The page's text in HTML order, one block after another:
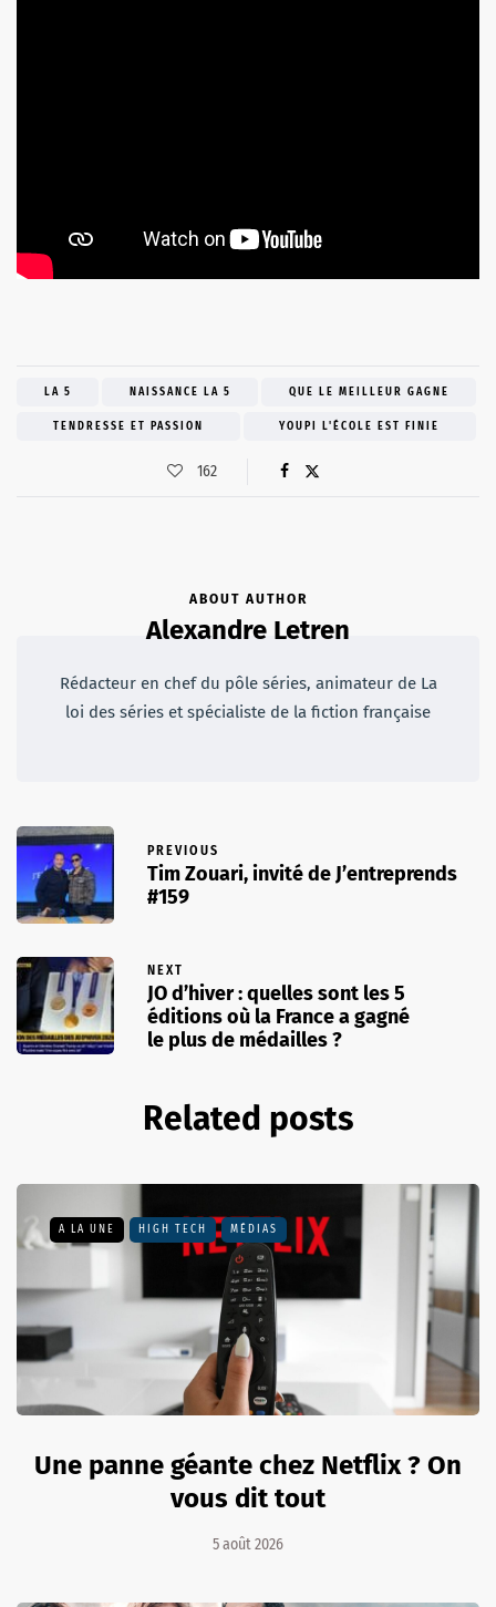
LA 5 NAISSANCE LA 5 QUE LE MEILLEUR GAGNE
TENDRESSE ET PASSION YOUPI L'ÉCOLE EST FINIE
162
ABOUT AUTHOR
Alexandre Letren
Rédacteur en chef du pôle séries, animateur de La
loi des séries et spécialiste de la fiction française
PREVIOUS
Tim Zouari, invité de J’entreprends
#159
NEXT
JO d’hiver : quelles sont les 5
éditions où la France a gagné
le plus de médailles ?
Related posts
A LA UNE HIGH TECH MÉDIAS
Une panne géante chez Netflix ? On
vous dit tout
5 août 2026